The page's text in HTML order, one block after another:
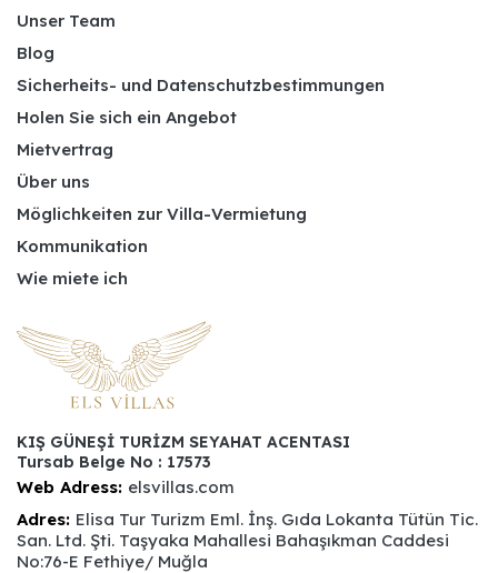
Unser Team
Blog
Sicherheits- und Datenschutzbestimmungen
Holen Sie sich ein Angebot
Mietvertrag
Über uns
Möglichkeiten zur Villa-Vermietung
Kommunikation
Wie miete ich
KIŞ GÜNEŞİ TURİZM SEYAHAT ACENTASI
Tursab Belge No : 17573
Web Adress: elsvillas.com
Adres: Elisa Tur Turizm Eml. İnş. Gıda Lokanta Tütün Tic.
San. Ltd. Şti. Taşyaka Mahallesi Bahaşıkman Caddesi
No:76-E Fethiye/ Muğla